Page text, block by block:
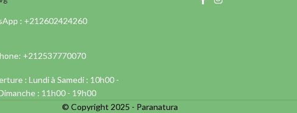
: +212602424260
+212537770070
: Lundi à Samedi : 10h00 -
: 11h00 - 19h00
© Copyright 2025 - Paranatura